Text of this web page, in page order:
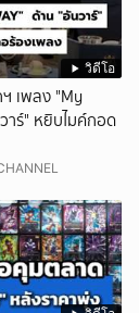
วิดีโอ
เพลง "My
าร์" หยิบไมค์กอด